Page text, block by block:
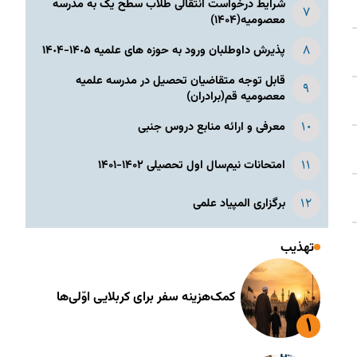
شرایط درخواست انتقالی طلاب سطح یک به مدرسه
معصومیه(۱۴۰۴)
پذیرش داوطلبان ورود به حوزه های علمیه ١۴٠۵-١۴٠۴
قابل توجه متقاضیان تحصیل در مدرسه علمیه
معصومیه قم(برادران)
معرفی و ارائه منابع دروس جنبی
امتحانات نیم‌سال اول تحصیلی ۱۴۰۲-۱۴۰۱
برگزاری المپیاد علمی
تهذیب
کمک‌هزینه سفر برای کربلایی اوّلی‌ها